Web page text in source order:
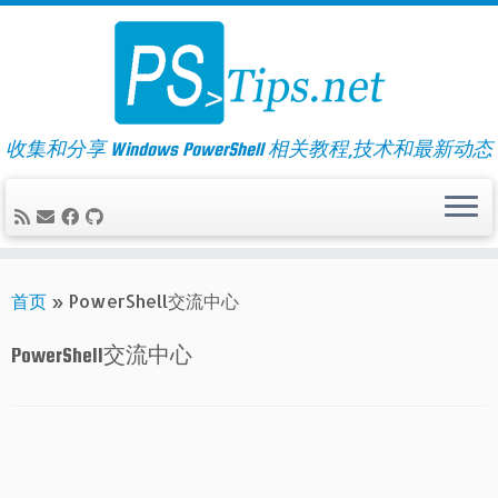
Skip
收集和分享 Windows PowerShell 相关教程,技术和最新动态
首页 » PowerShell交流中心
PowerShell交流中心